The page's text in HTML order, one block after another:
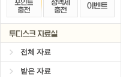
전체 자료
받은 자료